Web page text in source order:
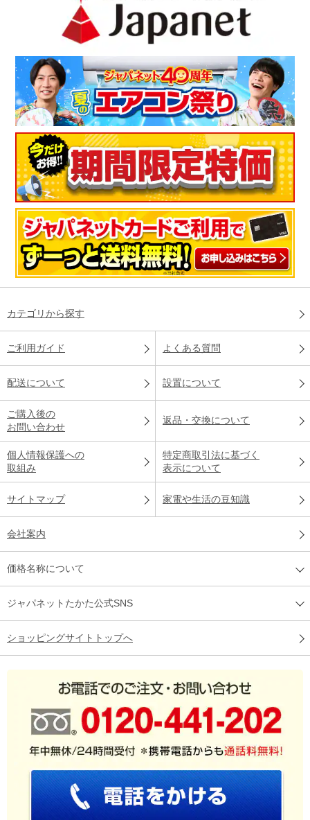
カテゴリから探す
ご利用ガイド よくある質問
配送について 設置について
ご購入後の
お問い合わせ
返品・交換について
個人情報保護への
取組み
特定商取引法に基づく
表示について
サイトマップ 家電や生活の豆知識
会社案内
価格名称について
ジャパネットたかた公式SNS
ショッピングサイトトップへ